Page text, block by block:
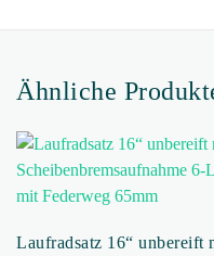
Ähnliche
Laufradsatz 16“ unbereift